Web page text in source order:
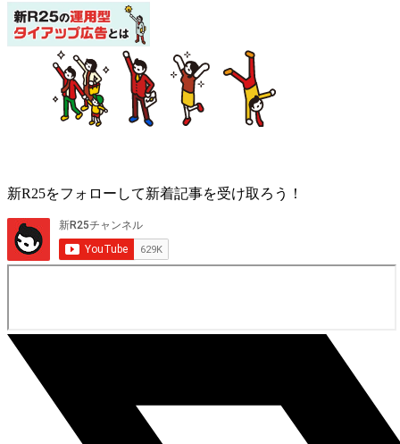
新R25をフォローして新着記事を受け取ろう！